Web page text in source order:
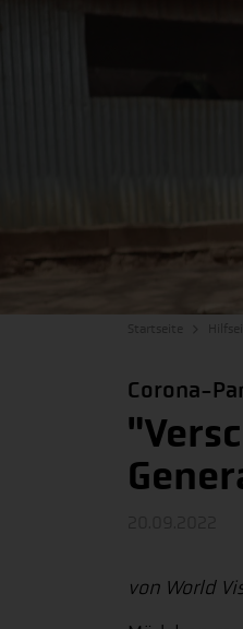
Corona-
von World